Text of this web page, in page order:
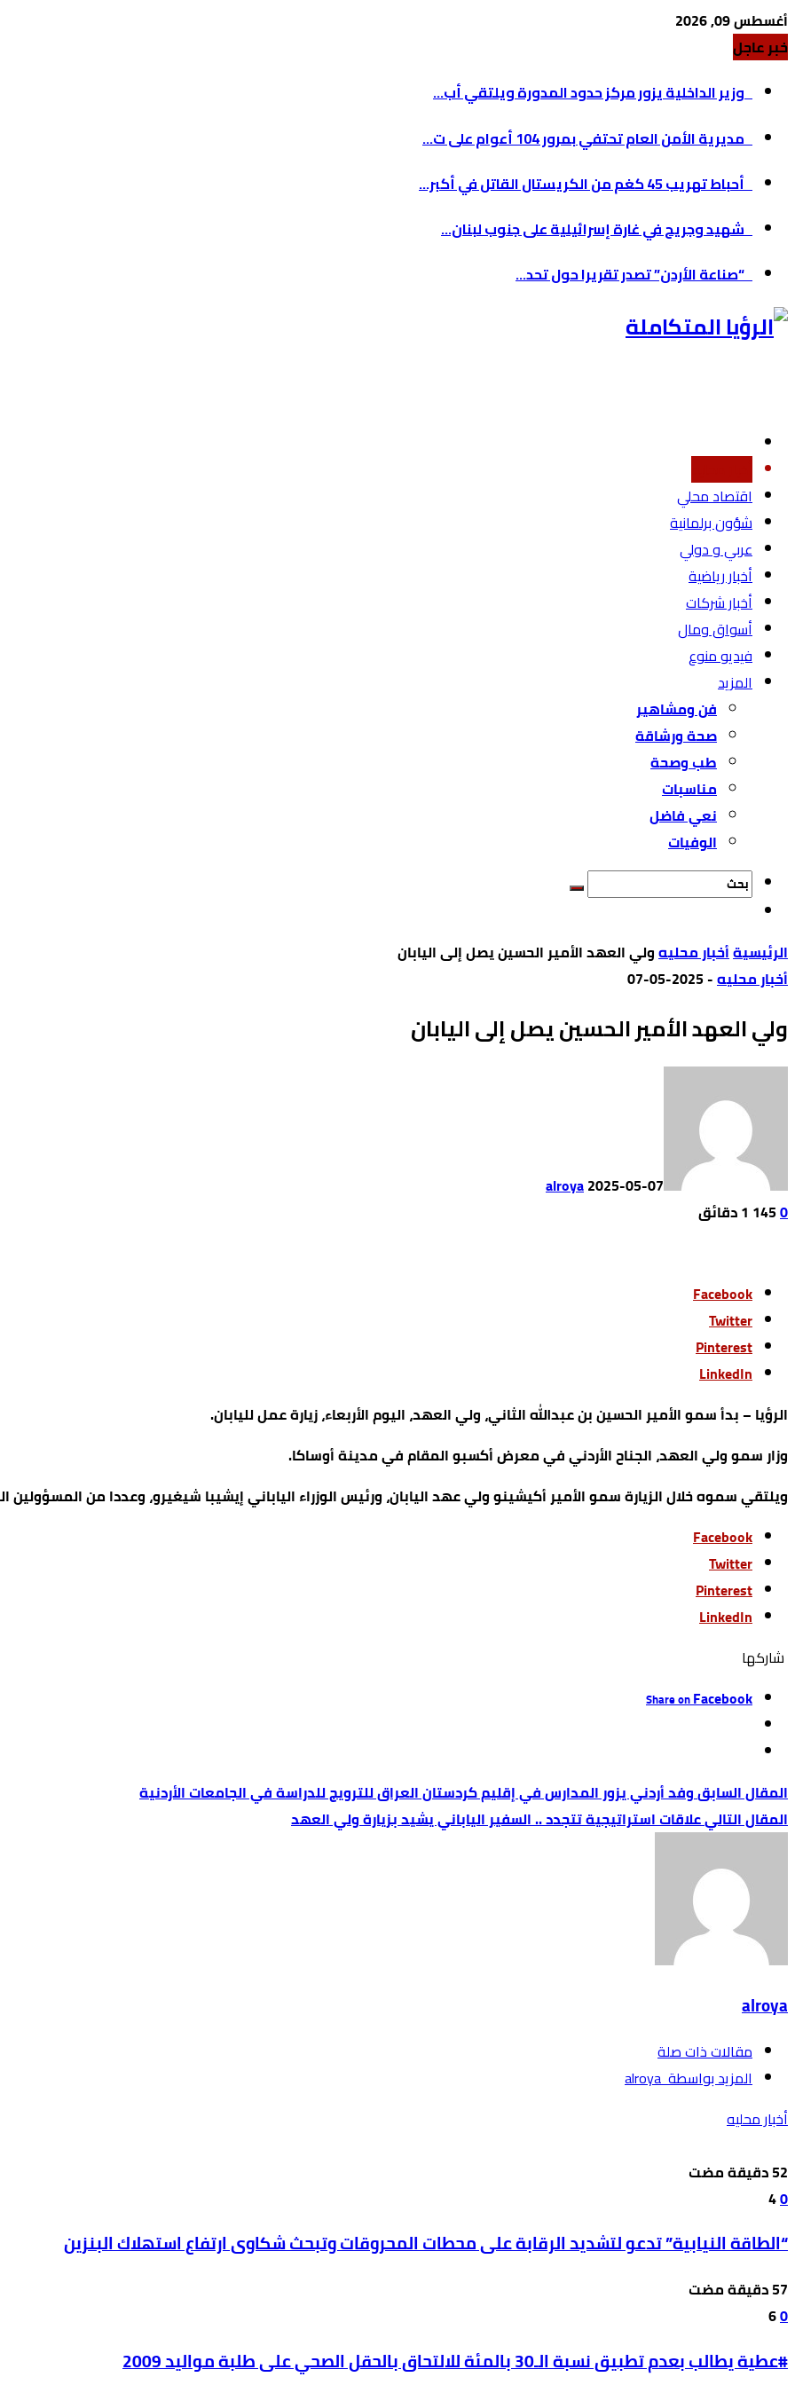
أغسطس 09, 2026
خبر عاجل
وزير الداخلية يزور مركز حدود المدورة ويلتقي أب...
مديرية الأمن العام تحتفي بمرور 104 أعوام على ت...
أحباط تهريب 45 كغم من الكريستال القاتل في أكبر...
شهيد وجريح في غارة إسرائيلية على جنوب لبنان...
“صناعة الأردن” تصدر تقريرا حول تحد...
اقتصاد محلي
شؤون برلمانية
عربي و دولي
أخبار رياضية
أخبار شركات
أسواق ومال
فيديو منوع
المزيد
فن ومشاهير
صحة ورشاقة
طب وصحة
مناسبات
نعي فاضل
الوفيات
‫الرئيسية‬أخبار محليهولي العهد الأمير الحسين يصل إلى اليابان
أخبار محليه-
2025-05-07
ولي العهد الأمير الحسين يصل إلى اليابان
alroya2025-05-07
0
145 1 ‫دقائق‬
Facebook
Twitter
Pinterest
LinkedIn
الرؤيا – بدأ سمو الأمير الحسين بن عبدالله الثاني، ولي العهد، اليوم الأربعاء، زيارة عمل لليابان.
وزار سمو ولي العهد، الجناح الأردني في معرض أكسبو المقام في مدينة أوساكا.
ويلتقي سموه خلال الزيارة سمو الأمير أكيشينو ولي عهد اليابان، ورئيس الوزراء الياباني إيشيبا شيغيرو، وعددا من المسؤولين
Facebook
Twitter
Pinterest
LinkedIn
‫‫ شاركها‬
Share onFacebook
وفد أردني يزور المدارس في إقليم كردستان العراق للترويج للدراسة في الجامعات الأردنية
علاقات استراتيجية تتجدد .. السفير الياباني يشيد بزيارة ولي العهد
alroya
‫مقالات ذات صلة‬
‫‫المزيد بواسطة‬ ‬ alroya
أخبار محليه
0
4
“الطاقة النيابية” تدعو لتشديد الرقابة على محطات المحروقات وتبحث شكاوى ارتفاع استهلاك البنزين
0
6
#عطية يطالب بعدم تطبيق نسبة الـ30 بالمئة للالتحاق بالحقل الصحي على طلبة مواليد 2009